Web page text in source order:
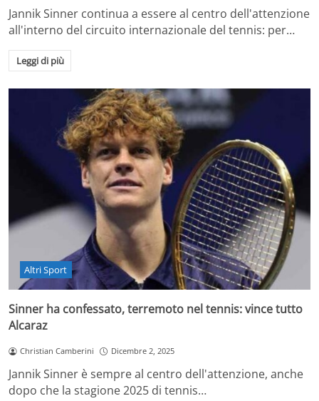
Jannik Sinner continua a essere al centro dell'attenzione
all'interno del circuito internazionale del tennis: per…
Leggi di più
Altri Sport
Sinner ha confessato, terremoto nel tennis: vince tutto
Alcaraz
Christian Camberini Dicembre 2, 2025
Jannik Sinner è sempre al centro dell'attenzione, anche
dopo che la stagione 2025 di tennis…